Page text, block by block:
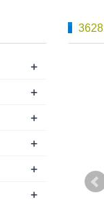
+
+
+
+
+
+